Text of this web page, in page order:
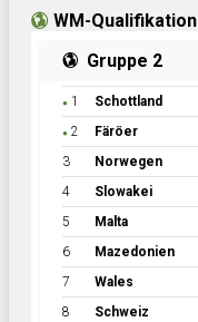
WM-Qualifikation
Gruppe 2
● 1 Schottland
● 2 Färöer
3 Norwegen
4 Slowakei
5 Malta
6 Mazedonien
7 Wales
8 Schweiz